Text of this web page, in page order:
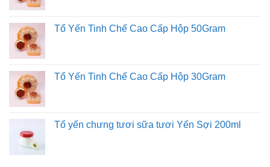
Tổ Yến Tinh Chế Cao Cấp Hộp 50Gram
Tổ Yến Tinh Chế Cao Cấp Hộp 30Gram
Tổ yến chưng tươi sữa tươi Yến Sợi 200ml